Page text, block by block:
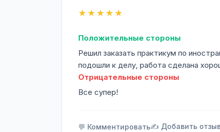
★★★★★
Положительные стороны
Решил заказать практикум по
подошли к делу, работа сделана
Отрицательные стороны
Все супер!
💬 Комментировать✍️ Добавить